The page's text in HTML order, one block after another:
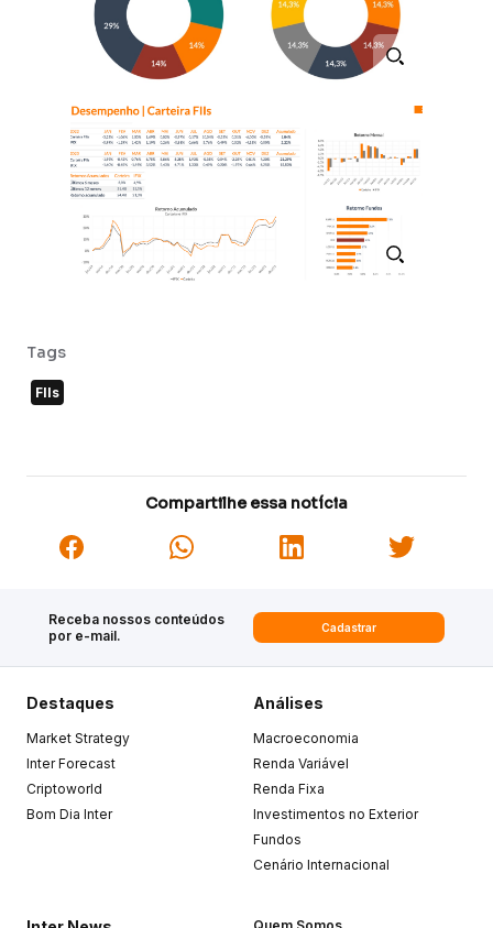
Tags
FIIs
Compartilhe essa notícia
Receba nossos conteúdos
por e-mail.
Cadastrar
Destaques
Market Strategy
Inter Forecast
Criptoworld
Bom Dia Inter
Análises
Macroeconomia
Renda Variável
Renda Fixa
Investimentos no Exterior
Fundos
Cenário Internacional